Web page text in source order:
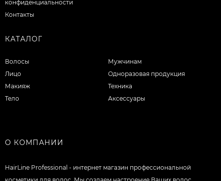
конфиденциальности
Контакты
КАТАЛОГ
Волосы
Лицо
Макияж
Тело
Мужчинам
Одноразовая продукция
Техника
Аксессуары
О КОМПАНИИ
HairLine Professional - интернет магазин профессиональной